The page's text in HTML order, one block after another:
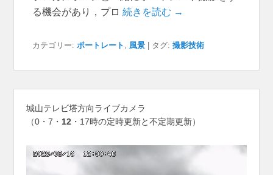
る機会があり，プロ続きを読む →
カテゴリー: ポートレート , 風景 タグ: 撮影技術
城山テレビ塔方向ライブカメラ
（0・7・ 12 ・17時の定時更新と不定期更新）